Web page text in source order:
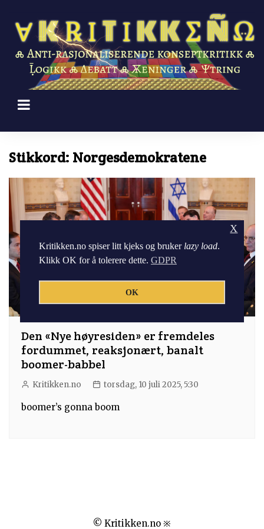
content
Stikkord: Norgesdemokratene
Den «Nye høyresiden» er fremdeles
fordummet, reaksjonært, banalt
boomer-babbel
Kritikken.no torsdag, 10 juli 2025, 5:30
boomer’s gonna boom
© Kritikken.no ※
Kritikken.no spiser litt kjeks og bruker lazy load.
Klikk OK for å tolerere dette. GDPR
OK
X